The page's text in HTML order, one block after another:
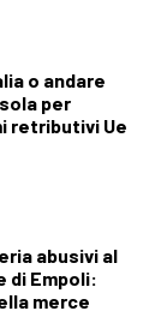
o andare
per
retributivi Ue
abusivi al
di Empoli:
merce